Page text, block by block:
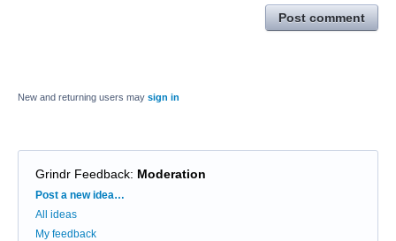
Post comment
New and returning users may sign in
Grindr Feedback: Moderation
Categories
Post a new idea…
All ideas
My feedback